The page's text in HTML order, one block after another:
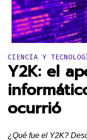
Publicado en:
CIENCIA Y
Y2K: el
ocurrió
¿Qué fue el Y2K?